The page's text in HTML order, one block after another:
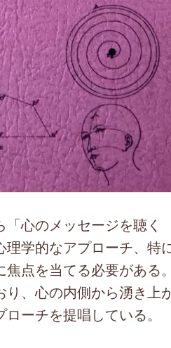
「心のメッセージを聴
理学的なアプローチ、特
焦点を当てる必要がある
り、心の内側から湧き上
ーチを提唱している。